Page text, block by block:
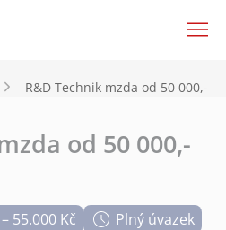
R&D Technik mzda od 50 000,-
od 50 000,-
55.000 Kč Plný úvazek